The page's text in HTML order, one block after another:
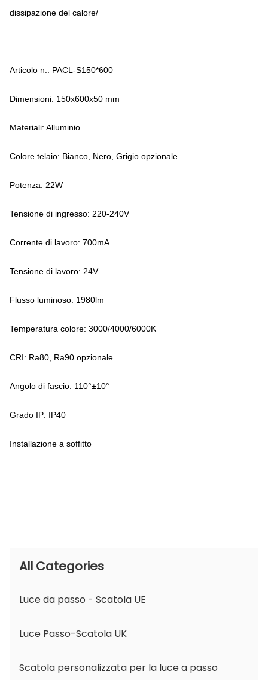
dissipazione del calore/
Articolo n.: PACL-S150*600
Dimensioni: 150x600x50 mm
Materiali: Alluminio
Colore telaio: Bianco, Nero, Grigio opzionale
Potenza: 22W
Tensione di ingresso: 220-240V
Corrente di lavoro: 700mA
Tensione di lavoro: 24V
Flusso luminoso: 1980lm
Temperatura colore: 3000/4000/6000K
CRI: Ra80, Ra90 opzionale
Angolo di fascio: 110°±10°
Grado IP: IP40
Installazione a soffitto
All Categories
Luce da passo - Scatola UE
Luce Passo-Scatola UK
Scatola personalizzata per la luce a passo